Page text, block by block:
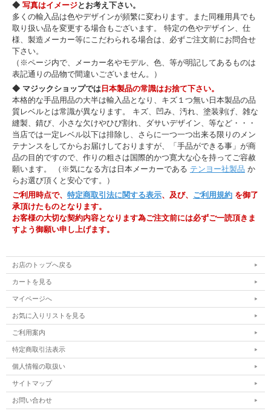
● 全ての曲がフェードアウトではなくしっかり終わります。
● テンポの良い曲が多めのＣＤです。
● 著作権フリー音楽CDです。
● マジックを演じる上で助けになる様、曲の途中途中に効果音が入っています。そ
れを参考に演じて頂くと、曲の終わりや、キメまでの時間を感じながらマジックが
演じられます。曲ピタで演じたい方は、演じ易い曲の作りになっています。
---vol.２CD収録曲 ---
０1. ドラマティック・マジック・ソング（1：36） ０９. （3：00）
マジシャンが演じ易い様に作られた音源です。 プロダクションマジックから、
マニュピレーションマジックまで、幅広くお使い頂ける曲です。また、曲の裏に
は、所々効果音が入っておりますので、曲ピタの演技を作り易い作りになっていま
す。プロマジシャンから、コンテスタントやアマチュアマジシャンまで、幅広く使
い易い曲です。
０2. Bird act song（3：23）
バードアクトやプロダクションマジックを演じるのによく使われているマジシャ
ン愛用の曲を参考に新しく作った、著作権フリー音楽です。曲も盛り上がる様に出
来ていますので、パフォーマンスし易い曲です。
０3. Small magic song（1：38）
最後は盛り上がって終わります。
０4. Wedding magic song（3：06）１２.（4：36）
結婚披露宴＋ディズニーをイメージして作った曲です。結婚式でマジックを演じ
る場合、プロでなくても曲の申請が必要になりました。また、カメラやビデオが入
る場合は、更に別の申請（エンドロールなどでマジックの映像が使われる場合）が
必要と、超面倒になりました。その点このCDは著作権フリーなので、申請の必要
もなく、新郎・新婦様にご負担をかけません。
０5. ラテン系ゆったりとした情熱曲
耳に残るリズムとメロディーの曲です。ゆったりとした情熱的な曲となっており
ます。ゆったりと演じるマジックや、情熱的なマジックに向いていると思います。
０6. 和妻用音楽
他で無かった、ご要望の多かった曲です。胡蝶の舞や、古典的な日本の手品を演
◆ 写真はイメージとお考え下さい。
多くの輸入品は色やデザインが頻繁に変わります。また同種用具でも
取り扱い品を変更する場合もございます。 特定の色やデザイン、仕
様、製造メーカー等にこだわられる場合は、必ずご注文前にお問合せ
下さい。
（※ページ内で、メーカー名やモデル、色、等が明記してあるものは
表記通りの品物で間違いございません。）
◆ マジックショップでは 日本製品の常識はお捨て下さい。
本格的な手品用品の大半は輸入品となり、キズ１つ無い日本製品の品
質レベルとは常識が異なります。 キズ、凹み、汚れ、塗装剥げ、雑な
縫製、錆び、小さな欠けやひび割れ、ダサいデザイン、等など・・・
当店では一定レベル以下は排除し、さらに一つ一つ出来る限りのメン
テナンスをしてからお届けしておりますが、「手品ができる事」が商
品の目的ですので、作りの粗さは国際的かつ寛大な心を持ってご容赦
願います。 （※気になる方は日本メーカーである テンヨー社製品 か
らお選び頂くと安心です。）
ご利用時点で、 特定商取引法に関する表示、及び、 ご利用規約 を御了
承頂けたものとなります。
お客様の大切な契約内容となります為ご注文前には必ずご一読頂きま
すよう御願い申し上げます。
お店のトップへ戻る
カートを見る
マイページへ
お気に入りリストを見る
ご利用案内
特定商取引法表示
個人情報の取扱い
サイトマップ
お問い合わせ